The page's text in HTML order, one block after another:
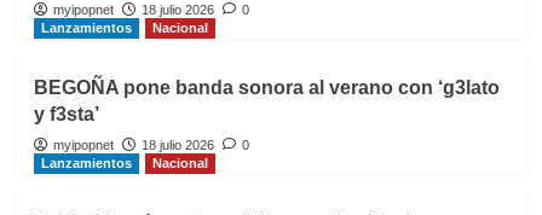
myipopnet 18 julio 2026
0
Lanzamientos
Nacional
BEGOÑA pone banda sonora al verano con ‘g3lato
y f3sta’
myipopnet 18 julio 2026
0
Lanzamientos
Nacional